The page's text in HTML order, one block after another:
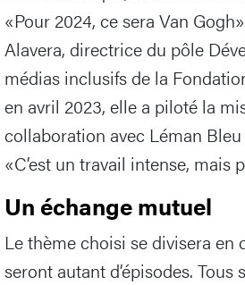
«Pour 2024, ce sera Van
Alavera, directrice du pôle
médias inclusifs de la
en avril 2023, elle a piloté la
collaboration avec Léman
«C’est un travail intense, mais
Un échange mutuel
Le thème choisi se divisera en
seront autant d’épisodes. Tous